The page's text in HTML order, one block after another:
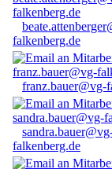
falkenberg.de
franz.bauer@vg-
falkenberg.de